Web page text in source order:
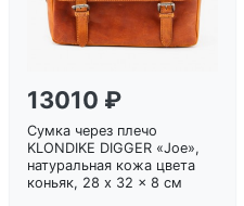
13010 ₽
Сумка через плечо
KLONDIKE DIGGER «Joe»,
натуральная кожа цвета
коньяк, 28 x 32 x 8 см